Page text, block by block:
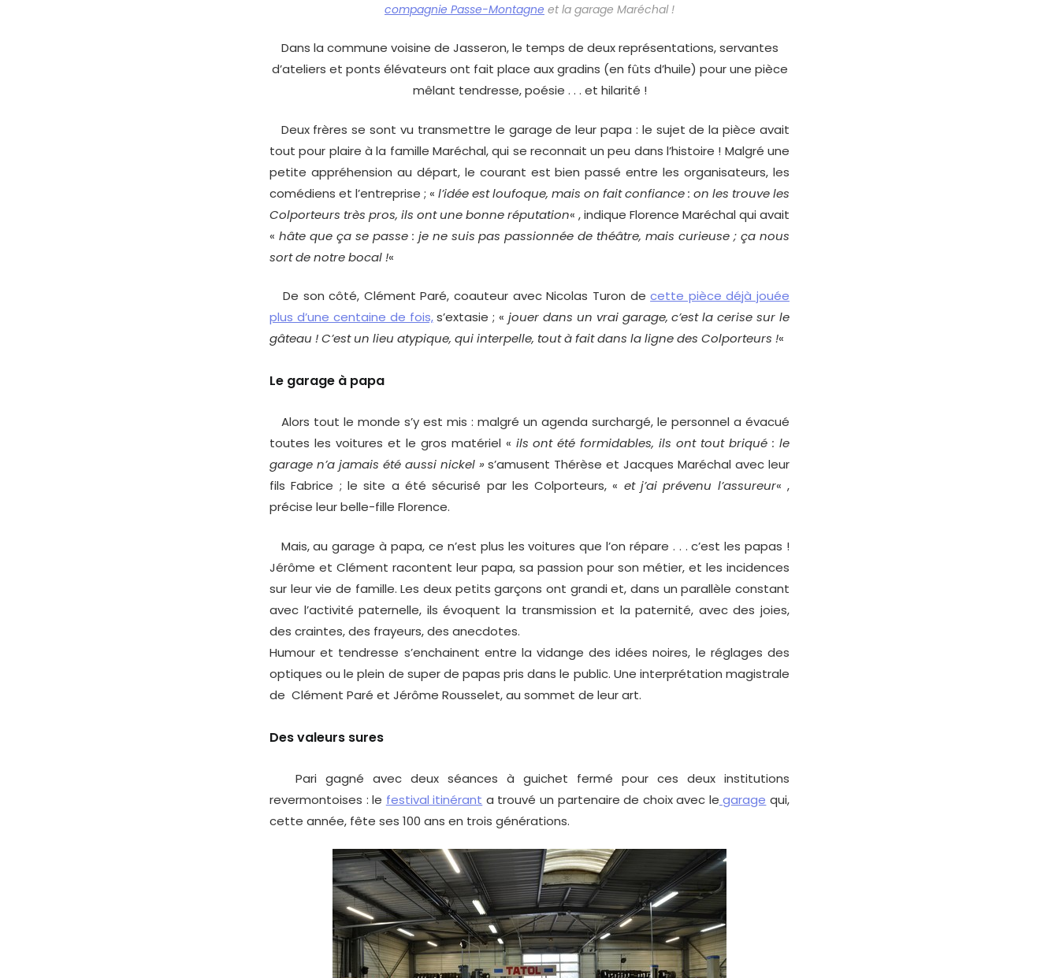
compagnie Passe-Montagne et la garage Maréchal !
Dans la commune voisine de Jasseron, le temps de deux représentations, servantes
d’ateliers et ponts élévateurs ont fait place aux gradins (en fûts d’huile) pour une pièce
mêlant tendresse, poésie . . . et hilarité !
Deux frères se sont vu transmettre le garage de leur papa : le sujet de la pièce avait
tout pour plaire à la famille Maréchal, qui se reconnait un peu dans l’histoire ! Malgré une
petite appréhension au départ, le courant est bien passé entre les organisateurs, les
comédiens et l’entreprise ; « l’idée est loufoque, mais on fait confiance : on les trouve les
Colporteurs très pros, ils ont une bonne réputation« , indique Florence Maréchal qui avait
« hâte que ça se passe : je ne suis pas passionnée de théâtre, mais curieuse ; ça nous
sort de notre bocal !«
De son côté, Clément Paré, coauteur avec Nicolas Turon decette pièce déjà jouée
plus d’une centaine de fois,s’extasie ; «jouer dans un vrai garage, c’est la cerise sur le
gâteau ! C’est un lieu atypique, qui interpelle, tout à fait dans la ligne des Colporteurs !«
Le garage à papa
Alors tout le monde s’y est mis : malgré un agenda surchargé, le personnel a évacué
toutes les voitures et le gros matériel « ils ont été formidables, ils ont tout briqué : le
garage n’a jamais été aussi nickel »s’amusent Thérèse et Jacques Maréchal avec leur
fils Fabrice ; le site a été sécurisé par les Colporteurs, « et j’ai prévenu l’assureur« ,
précise leur belle-fille Florence.
Mais, au garage à papa, ce n’est plus les voitures que l’on répare . . . c’est les papas !
Jérôme et Clément racontent leur papa, sa passion pour son métier, et les incidences
sur leur vie de famille. Les deux petits garçons ont grandi et, dans un parallèle constant
avec l’activité paternelle, ils évoquent la transmission et la paternité, avec des joies,
des craintes, des frayeurs, des anecdotes.
Humour et tendresse s’enchainent entre la vidange des idées noires, le réglages des
optiques ou le plein de super de papas pris dans le public. Une interprétation magistrale
de Clément Paré et Jérôme Rousselet, au sommet de leur art.
Des valeurs sures
Pari gagné avec deux séances à guichet fermé pour ces deux institutions
revermontoises : le festival itinérant a trouvé un partenaire de choix avec le garage qui,
cette année, fête ses 100 ans en trois générations.